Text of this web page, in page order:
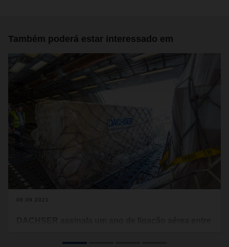
Também poderá estar interessado em
06.09.2021